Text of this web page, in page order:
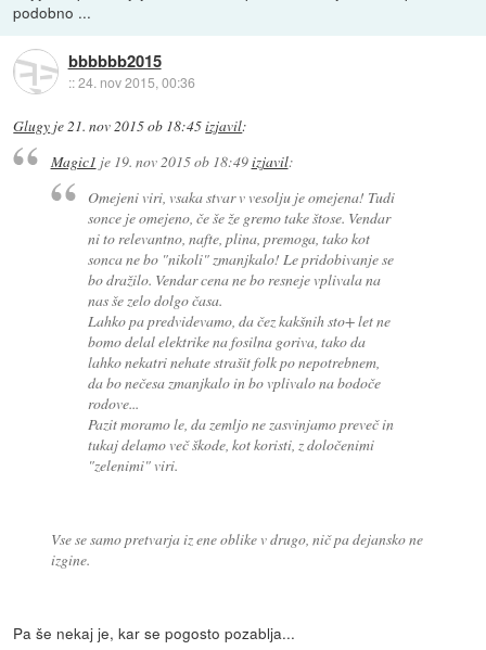
podobno ...
bbbbbb2015
::24. nov 2015, 00:36
Glugy je21. nov 2015 ob 18:45izjavil:
Magic1 je 19. nov 2015 ob 18:49izjavil:
Omejeni viri, vsaka stvar v vesolju je omejena! Tudi
sonce je omejeno, če še že gremo take štose. Vendar
ni to relevantno, nafte, plina, premoga, tako kot
sonca ne bo "nikoli" zmanjkalo! Le pridobivanje se
bo dražilo. Vendar cena ne bo resneje vplivala na
nas še zelo dolgo časa.
Lahko pa predvidevamo, da čez kakšnih sto+ let ne
bomo delal elektrike na fosilna goriva, tako da
lahko nekatri nehate strašit folk po nepotrebnem,
da bo nečesa zmanjkalo in bo vplivalo na bodoče
rodove...
Pazit moramo le, da zemljo ne zasvinjamo preveč in
tukaj delamo več škode, kot koristi, z določenimi
"zelenimi" viri.
Vse se samo pretvarja iz ene oblike v drugo, nič pa dejansko ne
izgine.
Pa še nekaj je, kar se pogosto pozablja...